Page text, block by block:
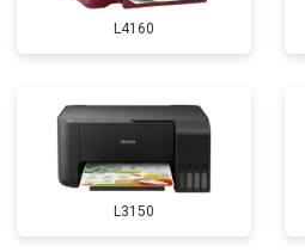
L4160
L3150